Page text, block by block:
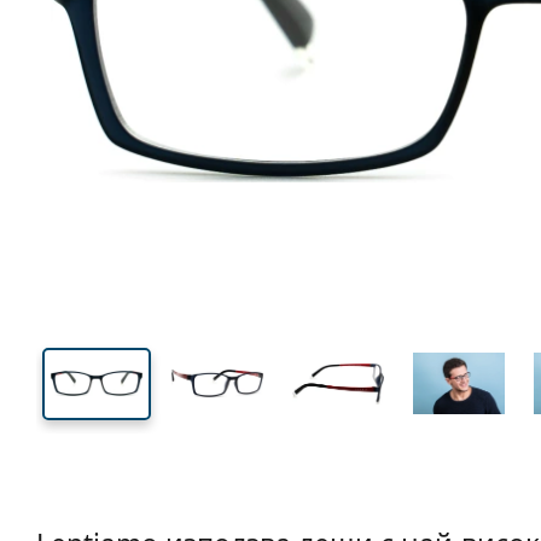
Ширина
29 mm
Височина на стъклото
51 mm
Ширина на стъклото
Ширина
на